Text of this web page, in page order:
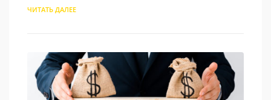
ЧИТАТЬ ДАЛЕЕ